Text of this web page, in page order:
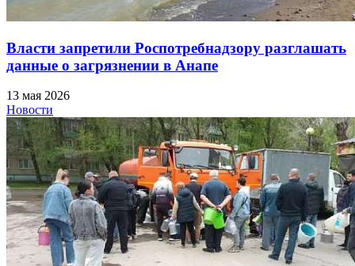
Власти запретили Роспотребнадзору разглашать
данные о загрязнении в Анапе
13 мая 2026
Новости